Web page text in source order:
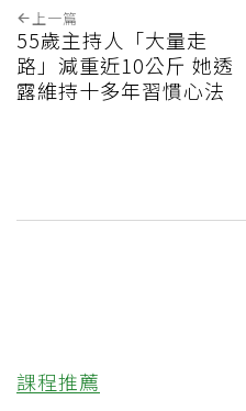
上一篇
55歲主持人「大量走
路」減重近10公斤 她透
露維持十多年習慣心法
課程推薦